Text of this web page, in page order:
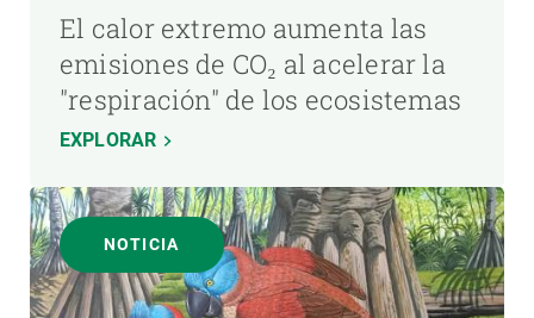
El calor extremo aumenta las
emisiones de CO₂ al acelerar la
"respiración" de los ecosistemas
EXPLORAR
NOTICIA